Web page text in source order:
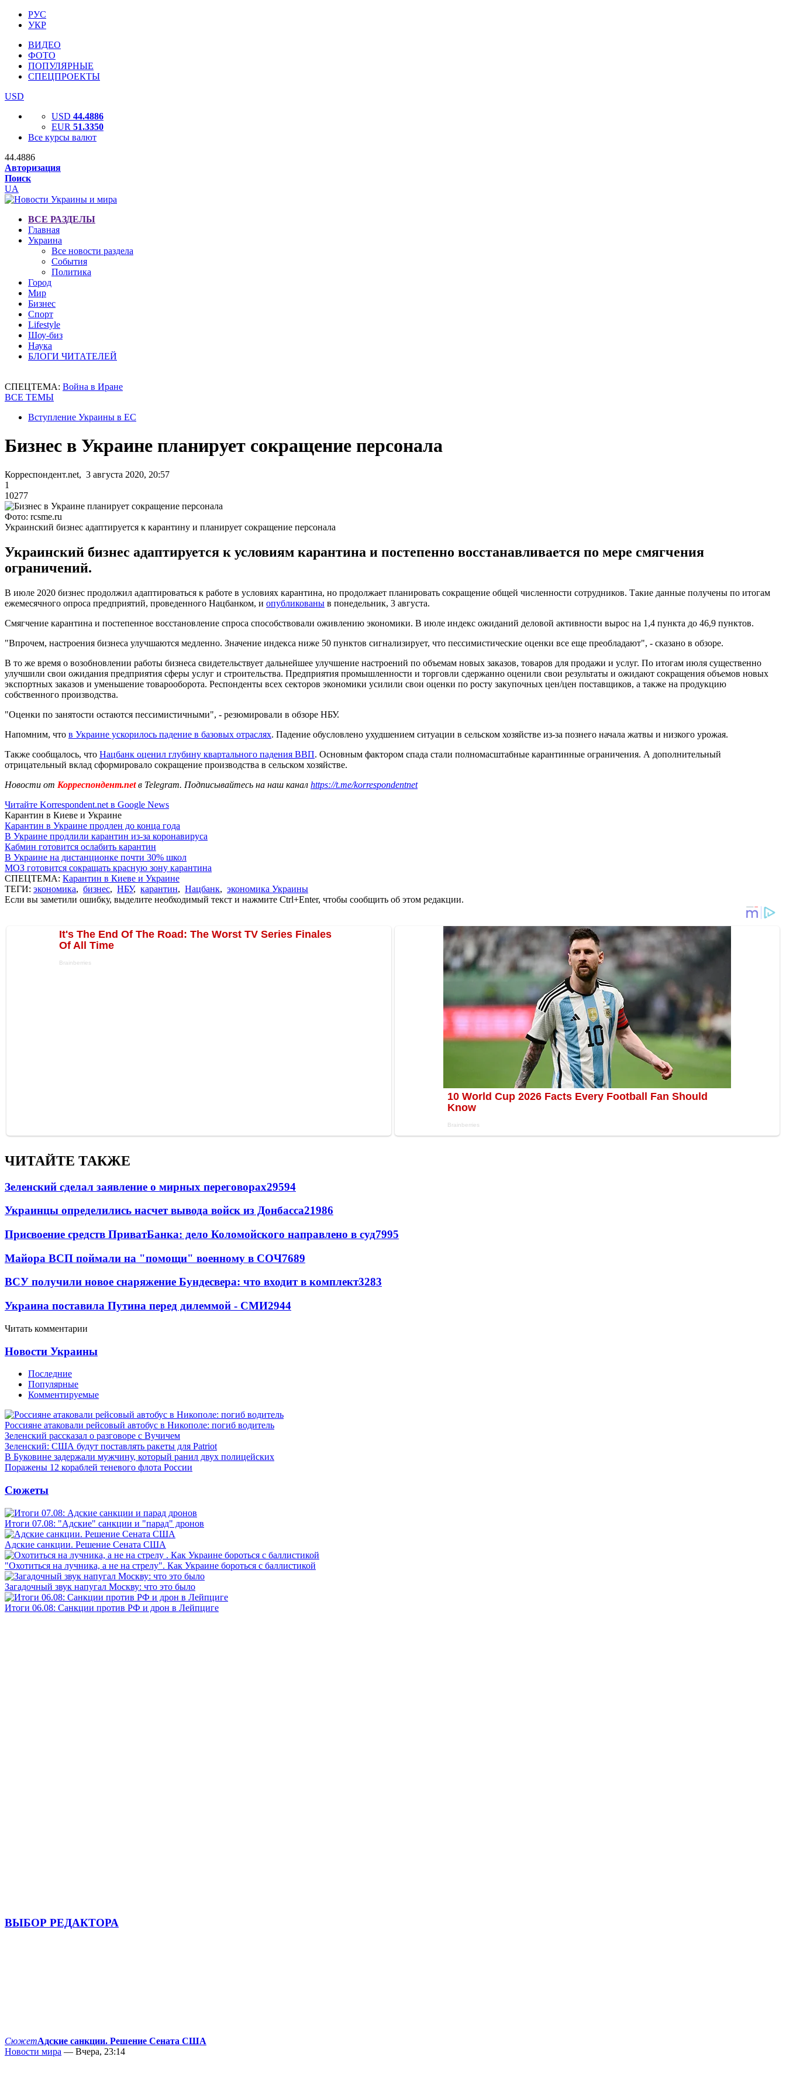
РУС
УКР
ВИДЕО
ФОТО
ПОПУЛЯРНЫЕ
СПЕЦПРОЕКТЫ
USD
USD 44.4886
EUR 51.3350
Все курсы валют
44.4886
Авторизация
Поиск
UA
ВСЕ РАЗДЕЛЫ
Главная
Украина
Все новости раздела
События
Политика
Город
Мир
Бизнес
Спорт
Lifestyle
Шоу-биз
Наука
БЛОГИ ЧИТАТЕЛЕЙ
СПЕЦТЕМА: Война в Иране
ВСЕ ТЕМЫ
Вступление Украины в ЕС
Бизнес в Украине планирует сокращение персонала
Корреспондент.net, 3 августа 2020, 20:57
1
10277
Фото: rcsme.ru
Украинский бизнес адаптируется к карантину и планирует сокращение персонала
Украинский бизнес адаптируется к условиям карантина и постепенно восстанавливается по мере смягчения
ограничений.
В июле 2020 бизнес продолжил адаптироваться к работе в условиях карантина, но продолжает планировать сокращение общей численности сотрудников. Такие данные получены по итогам
ежемесячного опроса предприятий, проведенного Нацбанком, и опубликованы в понедельник, 3 августа.
Смягчение карантина и постепенное восстановление спроса способствовали оживлению экономики. В июле индекс ожиданий деловой активности вырос на 1,4 пункта до 46,9 пунктов.
"Впрочем, настроения бизнеса улучшаются медленно. Значение индекса ниже 50 пунктов сигнализирует, что пессимистические оценки все еще преобладают", - сказано в обзоре.
В то же время о возобновлении работы бизнеса свидетельствует дальнейшее улучшение настроений по объемам новых заказов, товаров для продажи и услуг. По итогам июля существенно
улучшили свои ожидания предприятия сферы услуг и строительства. Предприятия промышленности и торговли сдержанно оценили свои результаты и ожидают сокращения объемов новых
экспортных заказов и уменьшение товарооборота. Респонденты всех секторов экономики усилили свои оценки по росту закупочных цен/цен поставщиков, а также на продукцию
собственного производства.
"Оценки по занятости остаются пессимистичными", - резюмировали в обзоре НБУ.
Напомним, что в Украине ускорилось падение в базовых отраслях. Падение обусловлено ухудшением ситуации в сельском хозяйстве из-за познего начала жатвы и низкого урожая.
Также сообщалось, что Нацбанк оценил глубину квартального падения ВВП. Основным фактором спада стали полномасштабные карантинные ограничения. А дополнительный
отрицательный вклад сформировало сокращение производства в сельском хозяйстве.
Новости от Корреспондент.netв Telegram. Подписывайтесь на наш канал https://t.me/korrespondentnet
Читайте Korrespondent.net в Google News
Карантин в Киеве и Украине
Карантин в Украине продлен до конца года
В Украине продлили карантин из-за коронавируса
Кабмин готовится ослабить карантин
В Украине на дистанционке почти 30% школ
МОЗ готовится сокращать красную зону карантина
СПЕЦТЕМА: Карантин в Киеве и Украине
ТЕГИ: экономика, бизнес, НБУ, карантин, Нацбанк, экономика Украины
Если вы заметили ошибку, выделите необходимый текст и нажмите Ctrl+Enter, чтобы сообщить об этом редакции.
ЧИТАЙТЕ ТАКЖЕ
Зеленский сделал заявление о мирных переговорах29594
Украинцы определились насчет вывода войск из Донбасса21986
Присвоение средств ПриватБанка: дело Коломойского направлено в суд7995
Майора ВСП поймали на "помощи" военному в СОЧ7689
ВСУ получили новое снаряжение Бундесвера: что входит в комплект3283
Украина поставила Путина перед дилеммой - СМИ2944
Читать комментарии
Новости Украины
Последние
Популярные
Комментируемые
Россияне атаковали рейсовый автобус в Никополе: погиб водитель
Зеленский рассказал о разговоре с Вучичем
Зеленский: США будут поставлять ракеты для Patriot
В Буковине задержали мужчину, который ранил двух полицейских
Поражены 12 кораблей теневого флота России
Сюжеты
Итоги 07.08: "Адские" санкции и "парад" дронов
Адские санкции. Решение Сената США
"Охотиться на лучника, а не на стрелу". Как Украине бороться с баллистикой
Загадочный звук напугал Москву: что это было
Итоги 06.08: Санкции против РФ и дрон в Лейпциге
ВЫБОР РЕДАКТОРА
СюжетАдские санкции. Решение Сената США
Новости мира — Вчера, 23:14